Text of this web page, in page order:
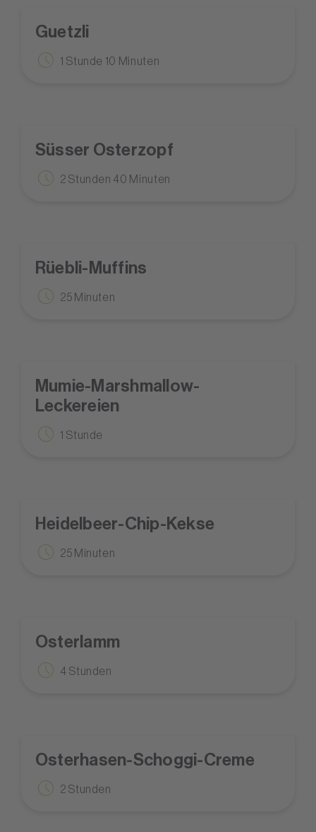
Guetzli
1 Stunde 10 Minuten
Süsser Osterzopf
2 Stunden 40 Minuten
Rüebli-Muffins
25 Minuten
Mumie-Marshmallow-
Leckereien
1 Stunde
Heidelbeer-Chip-Kekse
25 Minuten
Osterlamm
4 Stunden
Osterhasen-Schoggi-Creme
2 Stunden